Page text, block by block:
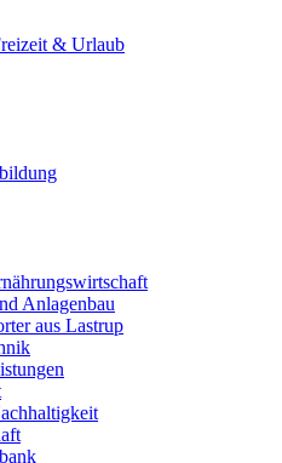
& Urlaub
Anlagenbau
aus Lastrup